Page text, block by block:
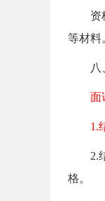
资格
等材料
八
面试
1.结
2.结
格。